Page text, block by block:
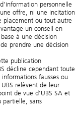
personnelle
offre, ni une incitation
placement ou tout autre
un conseil en
à une décision
prendre une décision
publication
décline cependant toute
fausses ou
relèvent de leur
de vue d’UBS SA et
partielle, sans